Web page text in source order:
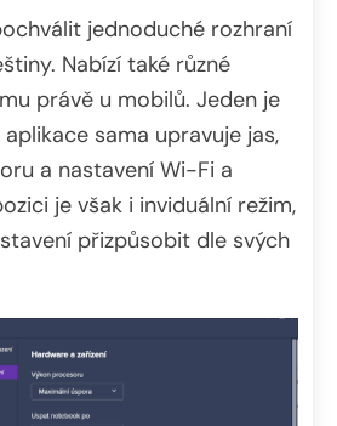
jednoduché rozhraní
Nabízí také různé
právě u mobilů. Jeden je
sama upravuje jas,
a nastavení Wi-Fi a
je však i inviduální režim,
přizpůsobit dle svých